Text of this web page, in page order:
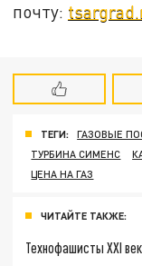
почту:
ТЕГИ: ГАЗОВЫЕ
ТУРБИНА СИМЕНС
ЦЕНА НА ГАЗ
ЧИТАЙТЕ ТАКЖЕ:
Технофашисты XXI